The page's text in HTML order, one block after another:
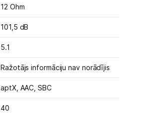
12 Ohm
101,5 dB
5.1
Ražotājs informāciju nav norādījis
aptX, AAC,SBC
40